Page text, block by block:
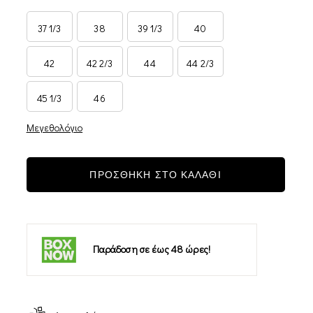
37 1/3 38 39 1/3 40
42 42 2/3 44 44 2/3
45 1/3 46
Μεγεθολόγιο
ΠΡΟΣΘΗΚΗ ΣΤΟ ΚΑΛΑΘΙ
Παράδοση σε έως 48 ώρες!